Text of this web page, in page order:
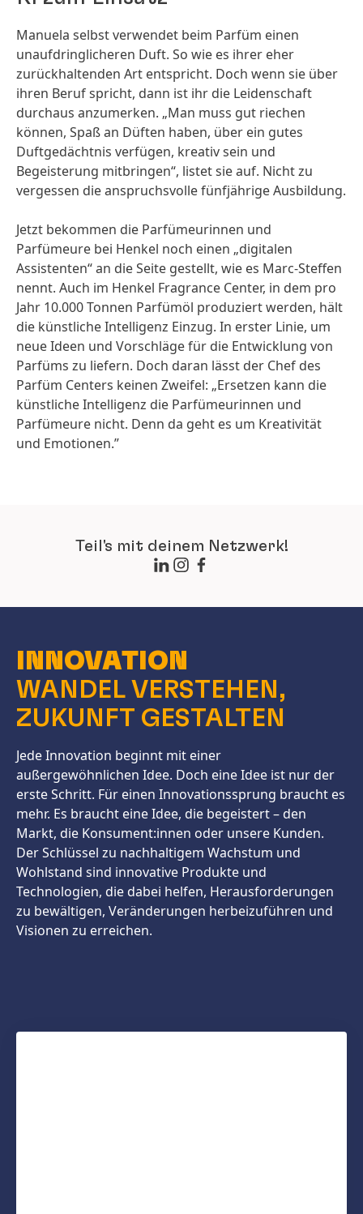
Manuela selbst verwendet beim Parfüm einen
unaufdringlicheren Duft. So wie es ihrer eher
zurückhaltenden Art entspricht. Doch wenn sie über
ihren Beruf spricht, dann ist ihr die Leidenschaft
durchaus anzumerken. „Man muss gut riechen
können, Spaß an Düften haben, über ein gutes
Duftgedächtnis verfügen, kreativ sein und
Begeisterung mitbringen“, listet sie auf. Nicht zu
vergessen die anspruchsvolle fünfjährige Ausbildung.
Jetzt bekommen die Parfümeurinnen und
Parfümeure bei Henkel noch einen „digitalen
Assistenten“ an die Seite gestellt, wie es Marc-Steffen
nennt. Auch im Henkel Fragrance Center, in dem pro
Jahr 10.000 Tonnen Parfümöl produziert werden, hält
die künstliche Intelligenz Einzug. In erster Linie, um
neue Ideen und Vorschläge für die Entwicklung von
Parfüms zu liefern. Doch daran lässt der Chef des
Parfüm Centers keinen Zweifel: „Ersetzen kann die
künstliche Intelligenz die Parfümeurinnen und
Parfümeure nicht. Denn da geht es um Kreativität
und Emotionen.”
Teil's mit deinem Netzwerk!
INNOVATION
WANDEL VERSTEHEN,
ZUKUNFT GESTALTEN
Jede Innovation beginnt mit einer
außergewöhnlichen Idee. Doch eine Idee ist nur der
erste Schritt. Für einen Innovationssprung braucht es
mehr. Es braucht eine Idee, die begeistert – den
Markt, die Konsument:innen oder unsere Kunden.
Der Schlüssel zu nachhaltigem Wachstum und
Wohlstand sind innovative Produkte und
Technologien, die dabei helfen, Herausforderungen
zu bewältigen, Veränderungen herbeizuführen und
Visionen zu erreichen.